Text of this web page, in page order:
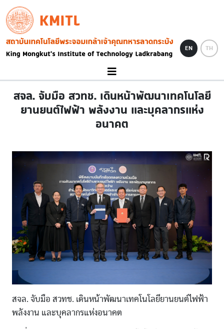
Skip to main content
KMITL
Image
EN TH
สจล. จับมือ สวทช. เดินหน้าพัฒนาเทคโนโลยี
ยานยนต์ไฟฟ้า พลังงาน และบุคลากรแห่ง
อนาคต
สจล. จับมือ สวทช. เดินหน้าพัฒนาเทคโนโลยียานยนต์ไฟฟ้า
พลังงาน และบุคลากรแห่งอนาคต